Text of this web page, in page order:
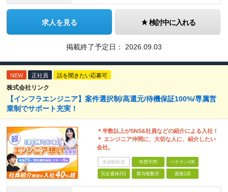
求人を見る 検討中に入れる
掲載終了予定日： 2026.09.03
NEW 正社員 話を聞きたい応募可
株式会社リンク
【インフラエンジニア】案件選択制/高還元/待機保証100%/専属営
業制でサポート充実！
＊半数以上がSNS&社員などの紹介による入社！
＊ エンジニア仲間に、大切な人に、紹介したい
会社。
未経験歓迎 学歴不問 ベテランOK
完全週休2日 賞与複数月 面接1回